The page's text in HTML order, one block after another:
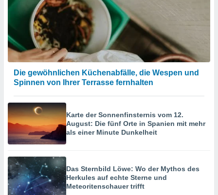
Die gewöhnlichen Küchenabfälle, die Wespen und
Spinnen von Ihrer Terrasse fernhalten
Karte der Sonnenfinsternis vom 12.
August: Die fünf Orte in Spanien mit mehr
als einer Minute Dunkelheit
Das Sternbild Löwe: Wo der Mythos des
Herkules auf echte Sterne und
Meteoritenschauer trifft